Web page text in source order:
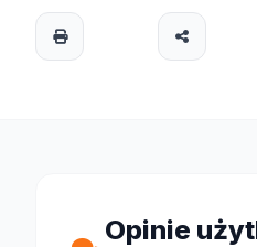
Opinie